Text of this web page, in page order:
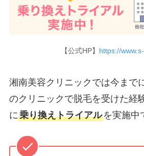
【公式HP】 https://
湘南美容クリニックでは今まで
のクリニックで脱毛を受けた経
に乗り換えトライアルを実施中